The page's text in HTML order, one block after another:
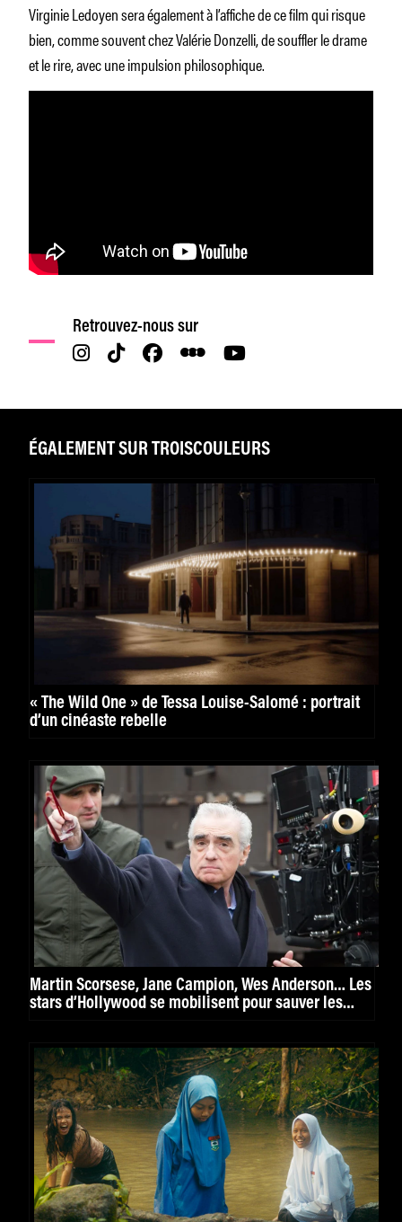
Virginie Ledoyen sera également à l’affiche de ce film qui risque
bien, comme souvent chez Valérie Donzelli, de souffler le drame
et le rire, avec une impulsion philosophique.
Retrouvez-nous sur
ÉGALEMENT SUR TROISCOULEURS
« The Wild One » de Tessa Louise-Salomé : portrait
d’un cinéaste rebelle
Martin Scorsese, Jane Campion, Wes Anderson… Les
stars d’Hollywood se mobilisent pour sauver les